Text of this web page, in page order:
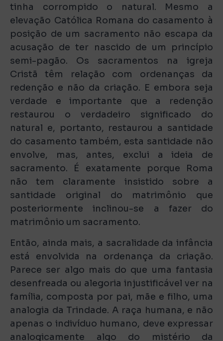
tinha corrompido o natural. Mesmo a
elevação Católica Romana do casamento à
posição de um sacramento não escapa da
acusação de ter nascido de um princípio
semi-pagão. Os sacramentos na igreja
Cristã têm relação com ordenanças da
redenção e não da criação. E embora seja
verdade e importante que a redenção
restaurou o verdadeiro significado do
natural e, portanto, restaurou a santidade
do casamento também, esta santidade não
envolve, mas, antes, exclui a ideia de
sacramento. É exatamente porque Roma
não tem claramente insistido sobre a
santidade original do matrimônio que
posteriormente inclinou-se a fazer do
matrimônio um sacramento.
Então, ainda mais, a sacralidade da infância
está envolvida na ordenança da criação.
Parece ser algo mais do que uma fantasia
desenfreada ou alegoria injustificável ver na
família, composta por pai, mãe e filho, uma
analogia da Trindade. A raça humana, e não
apenas o indivíduo humano, deve expressar
analogicamente algo do mistério da